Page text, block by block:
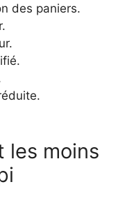
des paniers.
les moins